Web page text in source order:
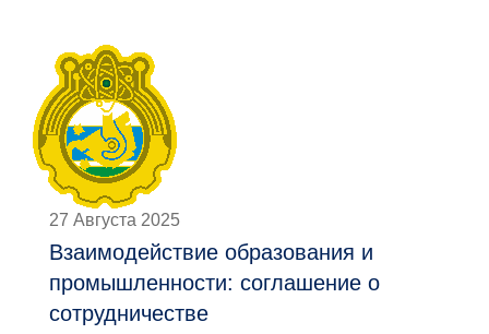
27 Августа 2025
Взаимодействие образования и
промышленности: соглашение о
сотрудничестве